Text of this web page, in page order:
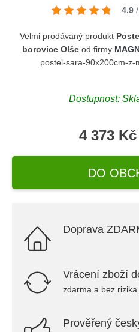
4.9 /
Velmi prodávaný produkt
borovice Olšeod firmy
postel-sara-90x200cm-z-
Dostupnost:
4 373 Kč
DO
Doprava
Vrácení zboží
zdarma a bez rizika
Prověřený